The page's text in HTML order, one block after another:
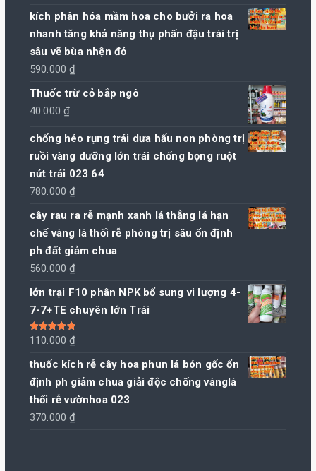
kích phân hóa mầm hoa cho bưởi ra hoa
nhanh tăng khả năng thụ phấn đậu trái trị
sâu vẽ bùa nhện đỏ
590.000₫
Thuốc trừ cỏ bắp ngô
40.000₫
chống héo rụng trái dưa hấu non phòng trị
ruồi vàng dưỡng lớn trái chống bọng ruột
nứt trái 023 64
780.000₫
cây rau ra rễ mạnh xanh lá thẳng lá hạn
chế vàng lá thối rễ phòng trị sâu ổn định
ph đất giảm chua
560.000₫
lớn trại F10 phân NPK bổ sung vi lượng 4-
7-7+TE chuyên lớn Trái
Được xếp
5
110.000₫
thuốc kích rễ cây hoa phun lá bón gốc ổn
định ph giảm chua giải độc chống vànglá
thối rễ vườnhoa 023
370.000₫